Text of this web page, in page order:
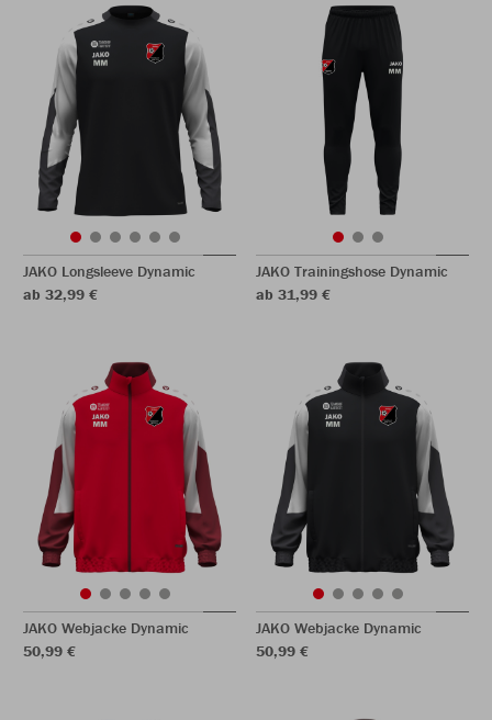
JAKO Longsleeve Dynamic
ab 32,99 €
JAKO Trainingshose Dynamic
ab 31,99 €
JAKO Webjacke Dynamic
50,99 €
JAKO Webjacke Dynamic
50,99 €